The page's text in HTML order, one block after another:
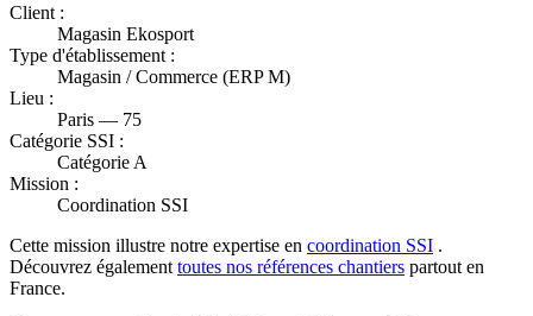
Client :
Magasin Ekosport
Type d'établissement :
Magasin / Commerce (ERP M)
Lieu :
Paris — 75
Catégorie SSI :
Catégorie A
Mission :
Coordination SSI
Cette mission illustre notre expertise en coordination SSI .
Découvrez également toutes nos références chantiers partout en
France.